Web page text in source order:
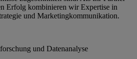
Erfolg kombinieren wir Expertise in
und Marketingkommunikation.
und Datenanalyse